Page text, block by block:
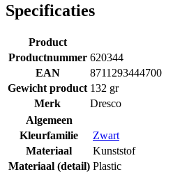
Specificaties
Product
Productnummer 620344
EAN
8711293444700
Gewicht product 132 gr
Merk
Dresco
Algemeen
Kleurfamilie
Zwart
Materiaal
Kunststof
Materiaal (detail) Plastic